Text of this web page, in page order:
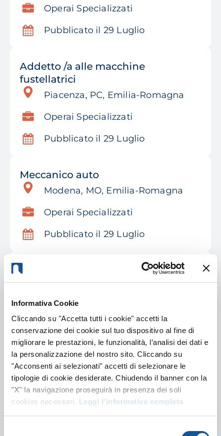
Informativa Cookie
Cliccando su "Accetta tutti i cookie" accetti la
conservazione dei cookie sul tuo dispositivo al fine di
migliorare le prestazioni, le funzionalità, l’analisi dei dati e
la personalizzazione del nostro sito. Cliccando su
"Acconsenti ai selezionati" accetti di selezionare le
tipologie di cookie desiderate. Chiudendo il banner con la
"X" la navigazione proseguirà in presenza dei soli
cookies necessari. Leggi l'informativa completa
Operai Specializzati
Pubblicato il 29 Luglio
Addetto /a alle macchine
fustellatrici
Piacenza, PC, Emilia-Romagna
Operai Specializzati
Pubblicato il 29 Luglio
Meccanico auto
Modena, MO, Emilia-Romagna
Operai Specializzati
Pubblicato il 29 Luglio
Manutentore del verde – Giardiniere
Rivergaro, PC, Emilia-Romagna
Operai Specializzati
Pubblicato il 29 Luglio
Saldocarpentiere – conoscenza
disegno tecnico
Sissa Trecasali, PR, Emilia-
Romagna
Operai Specializzati